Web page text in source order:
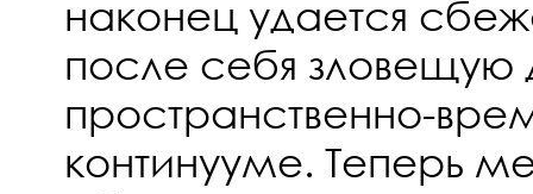
наконец удается
после себя зловещую
пространственно-
континууме. Теперь